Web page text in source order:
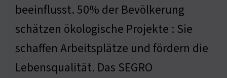
beeinflusst. 50% der Bevölkerung
schätzen ökologische Projekte : Sie
schaffen Arbeitsplätze und fördern die
Lebensqualität. Das SEGRO